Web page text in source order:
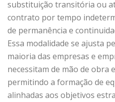
substituição transitória ou
contrato por tempo
de permanência e
Essa modalidade se ajusta
maioria das empresas e
necessitam de mão de obra
permitindo a formação de
alinhadas aos objetivos